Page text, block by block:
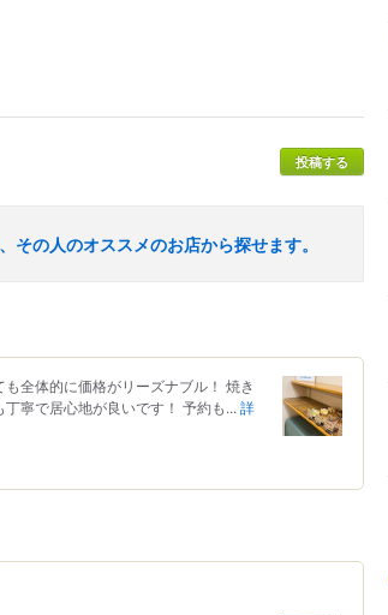
投稿する
その人のオススメのお店から探せます。
全体的に価格がリーズナブル！ 焼き
寧で居心地が良いです！ 予約も... 詳